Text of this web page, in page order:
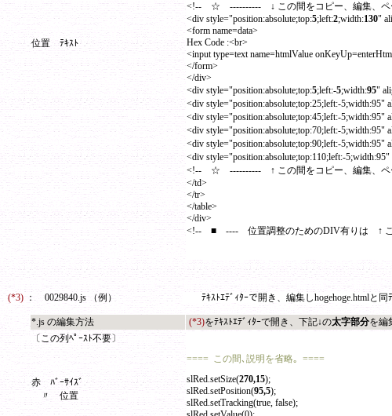
位置 ﾃｷｽﾄ
<!-- ☆ ---------- ↓ この間をコピー、編集、ペ
<div style="position:absolute;top:5;left:2;width:130"
<form name=data>
Hex Code :<br>
<input type=text name=htmlValue
</form>
</div>
<div style="position:absolute;top:5;left:-5;width:95"
<div style="position:absolute;top:25;left:-5;width:95"
<div style="position:absolute;top:45;left:-5;width:95"
<div style="position:absolute;top:70;left:-5;width:95"
<div style="position:absolute;top:90;left:-5;width:95"
<div style="position:absolute;top:110;left:-
<!-- ☆ ---------- ↑ この間をコピー、編集、ペ
</td>
</tr>
</table>
</div>
<!-- ■ ---- 位置調整のためのDIV有りは ↑ こ
(*3) ： 0029840.js （例） ﾃｷｽﾄｴﾃﾞｨﾀｰで開き、編集しhogehoge.htmlと同ﾃ
*.js の編集方法 (*3)をﾃｷｽﾄｴﾃﾞｨﾀｰで開き、下記↓の太字部分を編
〔この列ﾍﾟｰｽﾄ不要〕
赤 ﾊﾞｰｻｲｽﾞ
〃 位置
==== この間､説明を省略｡ ====
slRed.setSize(270,15);
slRed.setPosition(95,5);
slRed.setTracking(true, false);